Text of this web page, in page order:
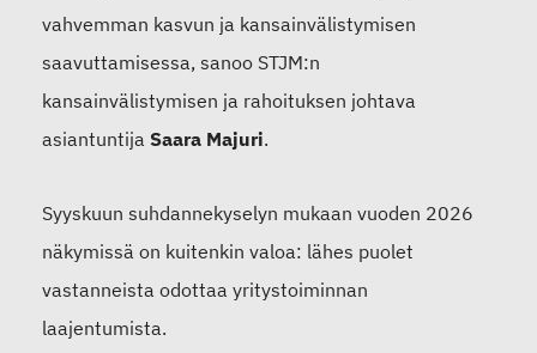
vahvemman kasvun ja kansainvälistymisen
saavuttamisessa, sanoo STJM:n
kansainvälistymisen ja rahoituksen johtava
asiantuntija Saara Majuri.
Syyskuun suhdannekyselyn mukaan vuoden 2026
näkymissä on kuitenkin valoa: lähes puolet
vastanneista odottaa yritystoiminnan
laajentumista.